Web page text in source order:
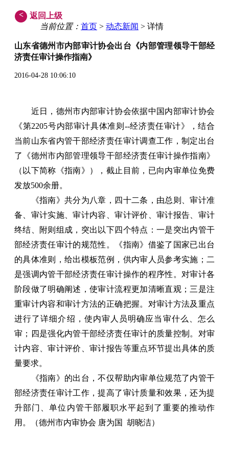
<
返回上级
当前位置： 首页 > 动态新闻 > 详情
山东省德州市内部审计协会出台《内部管理领导干部经
济责任审计操作指南》
2016-04-28 10:06:10
近日，德州市内部审计协会依据中国内部审计协会
《第2205号内部审计具体准则--经济责任审计》，结合
当前山东省内管干部经济责任审计调查工作，制定出台
了《德州市内部管理领导干部经济责任审计操作指南》
（以下简称《指南》），截止目前，已向内审单位免费
发放500余册。
《指南》共分为八章，四十二条，由总则、审计准
备、审计实施、审计内容、审计评价、审计报告、审计
终结、附则组成，突出以下四个特点：一是突出内管干
部经济责任审计的规范性。《指南》借鉴了国家已出台
的具体准则，给出模板范例，供内审人员参考实施；二
是强调内管干部经济责任审计操作的程序性。对审计各
阶段做了明确阐述，使审计流程更加清晰直观；三是注
重审计内容和审计方法的正确把握。对审计方法及重点
进行了详细介绍，使内审人员明确应当审什么、怎么
审；四是强化内管干部经济责任审计的质量控制。对审
计内容、审计评价、审计报告等重点环节提出具体的质
量要求。
《指南》的出台，不仅帮助内审单位规范了内管干
部经济责任审计工作，提高了审计质量和效果，还为提
升部门、单位内管干部履职水平起到了重要的推动作
用。（德州市内审协会 唐为国 胡晓洁）